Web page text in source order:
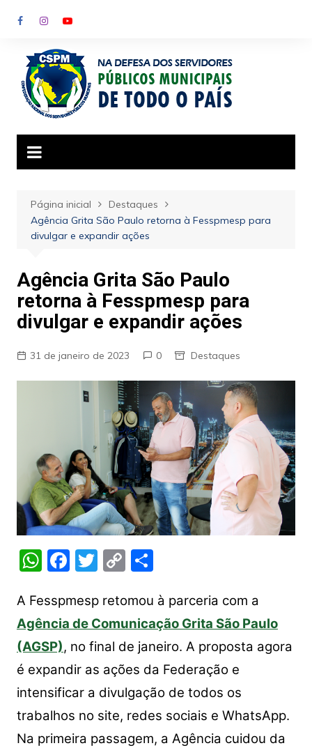
para
conteúdo
Página inicial
Destaques
Agência Grita São Paulo retorna à Fesspmesp para
divulgar e expandir ações
Agência Grita São Paulo
retorna à Fesspmesp para
divulgar e expandir ações
31 de janeiro de 2023 0 Destaques
W
at
s
A
p
p
F
c
e
b
o
o
k
T
itt
er
C
p
y
Li
n
k
S
ar
e
A Fesspmesp retomou à parceria com a
Agência de Comunicação Grita São Paulo
(AGSP), no final de janeiro. A proposta agora
é expandir as ações da Federação e
intensificar a divulgação de todos os
trabalhos no site, redes sociais e WhatsApp.
Na primeira passagem, a Agência cuidou da